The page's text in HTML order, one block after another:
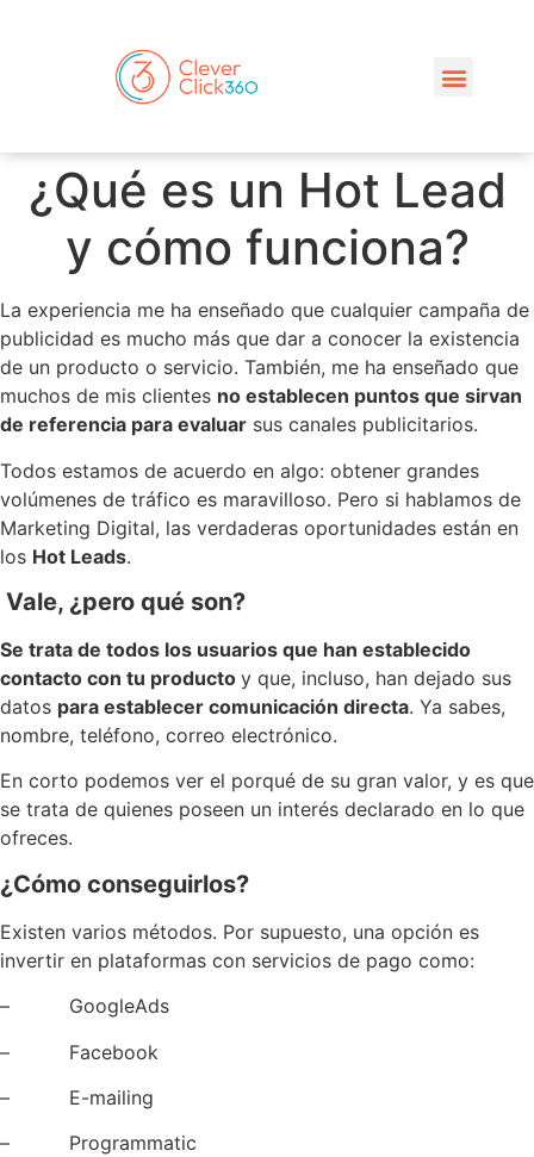
¿Qué es un Hot Lead
y cómo funciona?
La experiencia me ha enseñado que cualquier campaña de
publicidad es mucho más que dar a conocer la existencia
de un producto o servicio. También, me ha enseñado que
muchos de mis clientes no establecen puntos que sirvan
de referencia para evaluar sus canales publicitarios.
Todos estamos de acuerdo en algo: obtener grandes
volúmenes de tráfico es maravilloso. Pero si hablamos de
Marketing Digital, las verdaderas oportunidades están en
los Hot Leads.
Vale, ¿pero qué son?
Se trata de todos los usuarios que han establecido
contacto con tu producto y que, incluso, han dejado sus
datos para establecer comunicación directa. Ya sabes,
nombre, teléfono, correo electrónico.
En corto podemos ver el porqué de su gran valor, y es que
se trata de quienes poseen un interés declarado en lo que
ofreces.
¿Cómo conseguirlos?
Existen varios métodos. Por supuesto, una opción es
invertir en plataformas con servicios de pago como:
– GoogleAds
– Facebook
– E-mailing
– Programmatic